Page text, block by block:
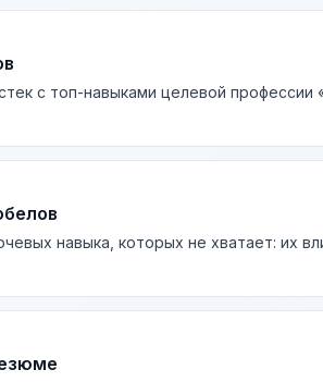
с топ-навыками целевой профессии
навыка, которых не хватает: их